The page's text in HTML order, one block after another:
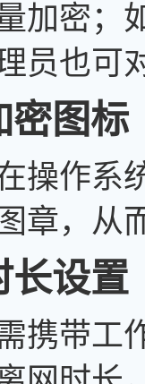
加密；
员也可
密图标
操作系
章，从
长设置
携带工